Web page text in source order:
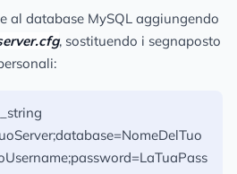
al database MySQL aggiungendo
, sostituendo i segnaposto